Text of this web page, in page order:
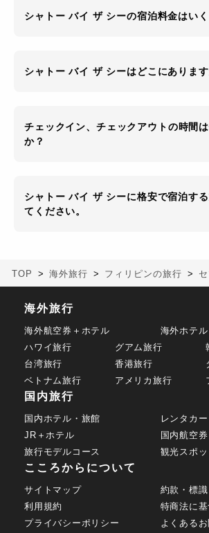
シャトー バイ ザ シーの宿泊料金はい
シャトー バイ ザ シーはどこにあります
チェックイン、チェックアウトの時間
か？
シャトー バイ ザ シーに格安で宿泊する
てください。
TOP 海外旅行 フィリピンの旅行
海外旅行
海外航空券＋ホテル
海外ホテル
ハワイ旅行
グアム旅行
台湾旅行
香港旅行
ベトナム旅行
アメリカ旅行
国内旅行
国内ホテル・旅館
レンタカ
JR＋ホテル
国内航空
旅行モデルコース
観光スポッ
こころからについて
サイトマップ
約款・標識
利用規約
特商法に
プライバシーポリシー
よくある